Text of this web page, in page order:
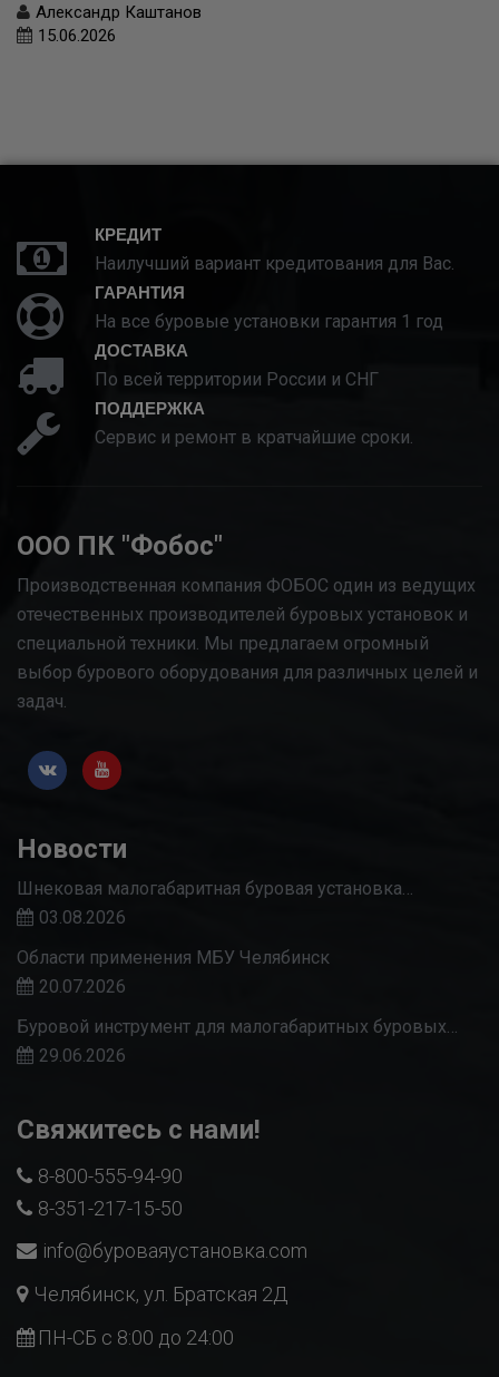
Александр Каштанов
15.06.2026
КРЕДИТ
Наилучший вариант кредитования для Вас.
ГАРАНТИЯ
На все буровые установки гарантия 1 год
ДОСТАВКА
По всей территории России и СНГ
ПОДДЕРЖКА
Сервис и ремонт в кратчайшие сроки.
ООО ПК "Фобос"
Производственная компания ФОБОС один из ведущих
отечественных производителей буровых установок и
специальной техники. Мы предлагаем огромный
выбор бурового оборудования для различных целей и
задач.
Новости
Шнековая малогабаритная буровая установка…
03.08.2026
Области применения МБУ Челябинск
20.07.2026
Буровой инструмент для малогабаритных буровых…
29.06.2026
Свяжитесь с нами!
8-800-555-94-90
8-351-217-15-50
info@буроваяустановка.com
Челябинск, ул. Братская 2Д
ПН-СБ с 8:00 до 24:00